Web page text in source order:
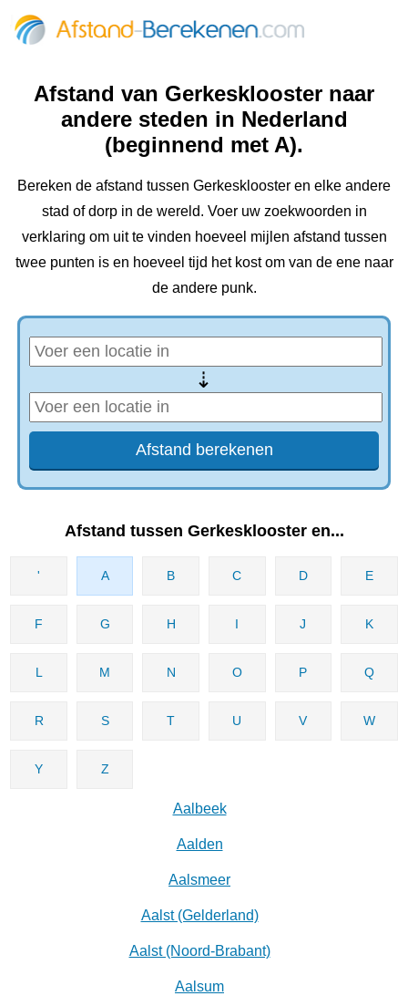
Afstand van Gerkesklooster naar
andere steden in Nederland
(beginnend met A).
Bereken de afstand tussen Gerkesklooster en elke andere
stad of dorp in de wereld. Voer uw zoekwoorden in
verklaring om uit te vinden hoeveel mijlen afstand tussen
twee punten is en hoeveel tijd het kost om van de ene naar
de andere punk.
⇢
Afstand tussen Gerkesklooster en...
' A B C D E
F G H I J K
L M N O P Q
R S T U V W
Y Z
Aalbeek
Aalden
Aalsmeer
Aalst (Gelderland)
Aalst (Noord-Brabant)
Aalsum